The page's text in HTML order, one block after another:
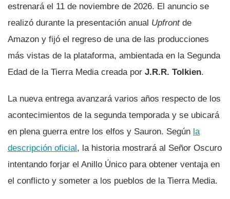
estrenará el 11 de noviembre de 2026. El anuncio se
realizó durante la presentación anual Upfront de
Amazon y fijó el regreso de una de las producciones
más vistas de la plataforma, ambientada en la Segunda
Edad de la Tierra Media creada por J.R.R. Tolkien.
La nueva entrega avanzará varios años respecto de los
acontecimientos de la segunda temporada y se ubicará
en plena guerra entre los elfos y Sauron. Según la
descripción oficial, la historia mostrará al Señor Oscuro
intentando forjar el Anillo Único para obtener ventaja en
el conflicto y someter a los pueblos de la Tierra Media.